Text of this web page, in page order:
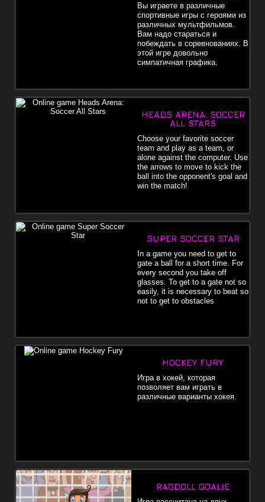
Вы играете в различные
спортивные игры с героями из
различных мультфильмов.
Вам надо стараться и
побеждать в соревнованиях. В
этой игре довольно
симпатичная графика.
HEADS ARENA: SOCCER
ALL STARS
Choose your favorite soccer
team and play as a team, or
alone against the computer. Use
the arrows to move to kick the
ball into the opponent's goal and
win the match!
SUPER SOCCER STAR
In a game you need to get to
gate a ball for a short time. For
every second you take off
glasses. To get to a gate not so
easily, it is necessary to beat so
not to get to obstacles
HOCKEY FURY
Игра в хокей, которая
позволяет вам играть в
различные варианты хокея.
RAGDOLL GOALIE